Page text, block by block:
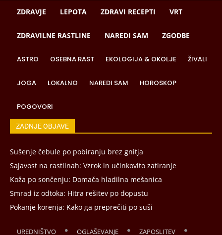
ZDRAVJE
LEPOTA ZDRAVI RECEPTI VRT
ZDRAVILNE RASTLINE NAREDI SAM ZGODBE
ASTRO OSEBNA RAST EKOLOGIJA & OKOLJE ŽIVALI
JOGA LOKALNO NAREDI SAM HOROSKOP
POGOVORI
ZADNJE OBJAVE
Sušenje čebule po pobiranju brez gnitja
Sajavost na rastlinah: Vzrok in učinkovito zatiranje
Koža po sončenju: Domača hladilna mešanica
Smrad iz odtoka: Hitra rešitev po dopustu
Pokanje korenja: Kako ga preprečiti po suši
UREDNIŠTVO OGLAŠEVANJE ZAPOSLITEV